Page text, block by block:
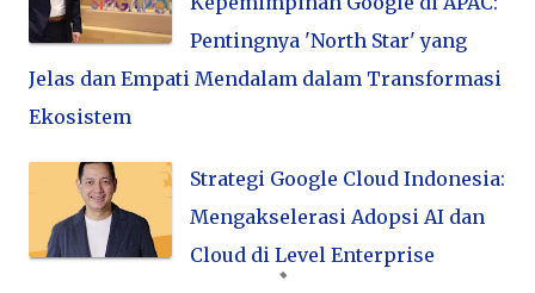
Pentingnya 'North Star' yang
Jelas dan Empati Mendalam dalam Transformasi
Ekosistem
Strategi Google Cloud Indonesia:
Mengakselerasi Adopsi AI dan
Cloud di Level Enterprise